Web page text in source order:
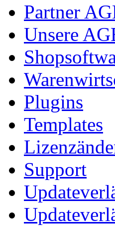
Partner
Unsere
Plugins
Templates
Support